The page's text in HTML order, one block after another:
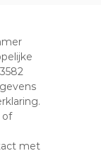
of
met